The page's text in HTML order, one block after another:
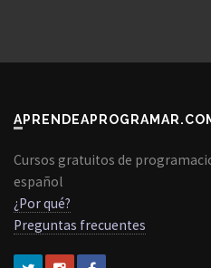
Cursos gratuitos de
español
¿Por qué?
Preguntas frecuentes